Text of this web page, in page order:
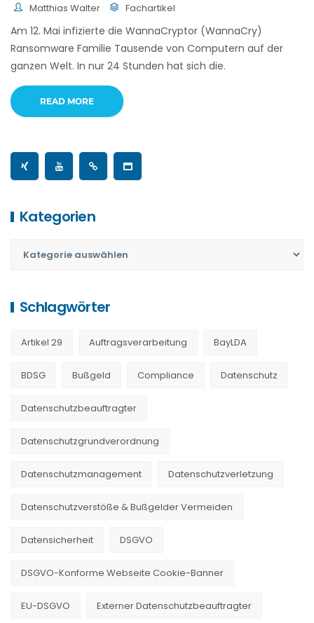
Matthias Walter Fachartikel
Am 12. Mai infizierte die WannaCryptor (WannaCry)
Ransomware Familie Tausende von Computern auf der
ganzen Welt. In nur 24 Stunden hat sich die.
READ MORE
Kategorien
Schlagwörter
Artikel 29 Auftragsverarbeitung BayLDA
BDSG Bußgeld Compliance Datenschutz
Datenschutzbeauftragter
Datenschutzgrundverordnung
Datenschutzmanagement Datenschutzverletzung
Datenschutzverstöße & Bußgelder Vermeiden
Datensicherheit DSGVO
DSGVO-Konforme Webseite Cookie-Banner
EU-DSGVO Externer Datenschutzbeauftragter